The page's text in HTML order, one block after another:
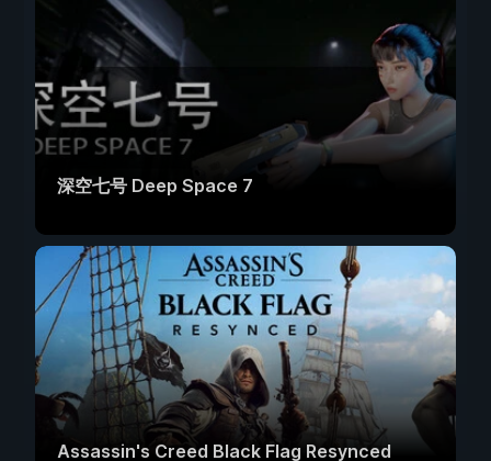
深空七号 Deep Space 7
Assassin's Creed Black Flag Resynced